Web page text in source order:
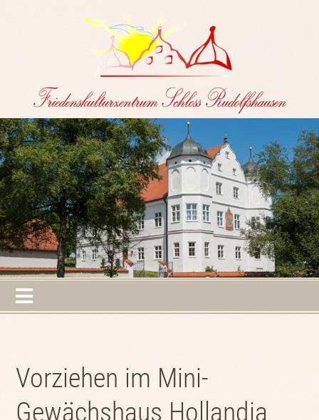
Vorziehen im Mini-
Gewächshaus Hollandia